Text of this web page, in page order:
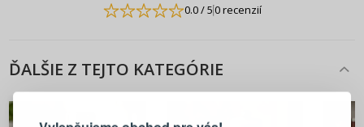
0.0/ 50 recenzií
ĎALŠIE Z TEJTO KATEGÓRIE
PRIHLÁSENIE